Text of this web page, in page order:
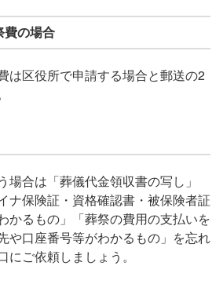
費の場合
は区役所で申請する場合と郵送の2
場合は「葬儀代金領収書の写し」
ナ保険証・資格確認書・被保険者証
かるもの」「葬祭の費用の支払いを
や口座番号等がわかるもの」を忘れ
ご依頼しましょう。